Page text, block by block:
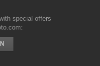
special offers